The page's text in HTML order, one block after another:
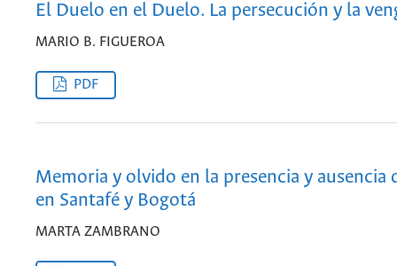
El Duelo en el Duelo. La persecución y la
MARIO B. FIGUEROA
PDF
Memoria y olvido en la presencia y ausencia
en Santafé y Bogotá
MARTA ZAMBRANO